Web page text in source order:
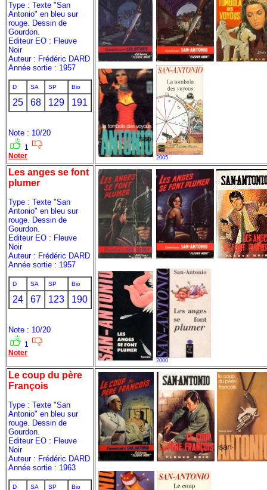
Type : Texte "San
Antonio" en bleu sur
rouge. Dessin de
Gourdon.
Editeur EO : Fleuve
Noir
Auteur : Frédéric DARD
Année sortie : 1957
D SA SP Bio
25 68 129 191
Note : 10/20
1
Noter
2005
Les anges se font
plumer
Type : Texte "San
Antonio" en bleu sur
rouge. Dessin de
Gourdon.
Editeur EO : Fleuve
Noir
Auteur : Frédéric DARD
Année sortie : 1957
D SA SP Bio
24 67 123 190
Note : 10/20
1
Noter
2000
Le coup du père
François
Type : Texte "San
Antonio" en bleu sur
rouge. Dessin de
Gourdon.
Editeur EO : Fleuve
Noir
Auteur : Frédéric DARD
Année sortie : 1963
D SA SP Bio